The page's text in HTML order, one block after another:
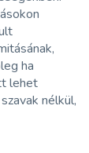
ha
lehet
nélkül,